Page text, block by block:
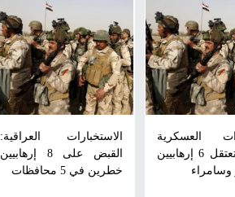
العسكرية
العراقية تعتقل 6 إرهابيين
وسامراء
الاستخبارات العراقية:
القبض على 8 إرهابيين
خطرين في 5 محافظات